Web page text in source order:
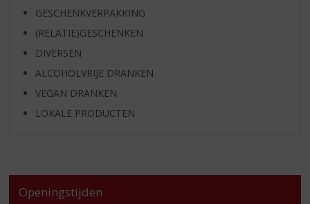
GESCHENKVERPAKKING
(RELATIE)GESCHENKEN
DIVERSEN
ALCOHOLVRIJE DRANKEN
VEGAN DRANKEN
LOKALE PRODUCTEN
Openingstijden